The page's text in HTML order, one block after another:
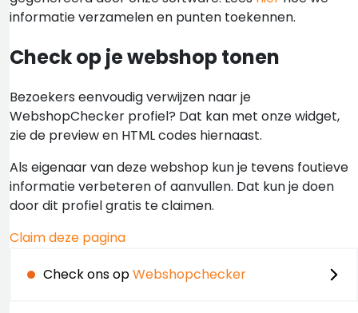
informatie verzamelen en punten toekennen.
Check op je webshop tonen
Bezoekers eenvoudig verwijzen naar je
WebshopChecker profiel? Dat kan met onze widget,
zie de preview en HTML codes hiernaast.
Als eigenaar van deze webshop kun je tevens foutieve
informatie verbeteren of aanvullen. Dat kun je doen
door dit profiel gratis te claimen.
Claim deze pagina
Check ons opWebshopchecker